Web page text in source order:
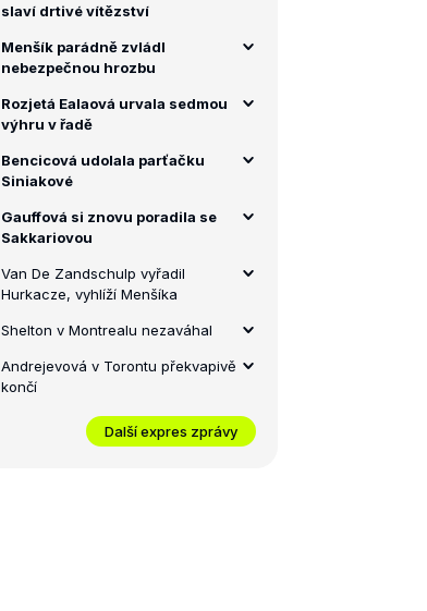
slaví drtivé vítězství
Menšík parádně zvládl
nebezpečnou hrozbu
Rozjetá Ealaová urvala sedmou
výhru v řadě
Bencicová udolala parťačku
Siniakové
Gauffová si znovu poradila se
Sakkariovou
Van De Zandschulp vyřadil
Hurkacze, vyhlíží Menšíka
Shelton v Montrealu nezaváhal
Andrejevová v Torontu překvapivě
končí
Další expres zprávy